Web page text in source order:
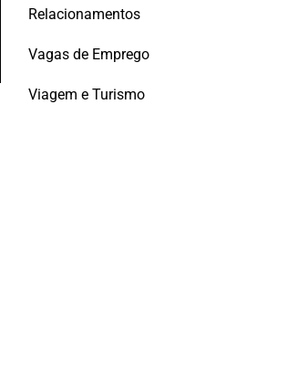
Relacionamentos
Vagas de Emprego
Viagem e Turismo